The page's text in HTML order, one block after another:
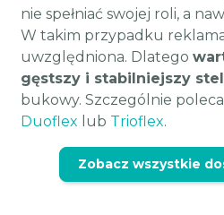
nie spełniać swojej roli, a
W takim przypadku
uwzględniona. Dlatego
gęstszy i stabilniejszy
bukowy. Szczególnie
Duoflex lub Trioflex.
Zobacz wszystkie